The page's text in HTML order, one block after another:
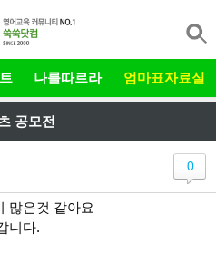
나를따르라 엄마표자료실
공모전
0
많은것 같아요
니다.